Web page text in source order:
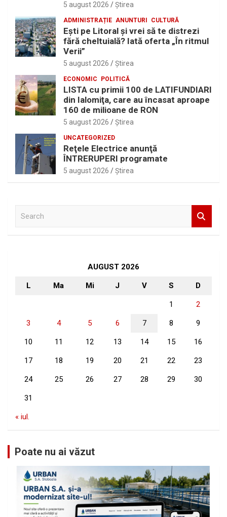
5 august 2026 Ştirea
ADMINISTRAȚIE ANUNTURI CULTURĂ
Eşti pe Litoral şi vrei să te distrezi
fără cheltuială? Iată oferta „În ritmul
Verii”
5 august 2026 Ştirea
ECONOMIC POLITICĂ
LISTA cu primii 100 de LATIFUNDIARI
din Ialomiţa, care au încasat aproape
160 de milioane de RON
5 august 2026 Ştirea
UNCATEGORIZED
Reţele Electrice anunţă
ÎNTRERUPERI programate
5 august 2026 Ştirea
AUGUST 2026
L Ma Mi J V S D
1 2
3 4 5 6 7 8 9
10 11 12 13 14 15 16
17 18 19 20 21 22 23
24 25 26 27 28 29 30
31
« iul.
Poate nu ai văzut